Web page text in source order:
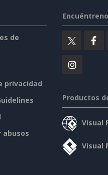
de
privacidad
abusos
Productos
Visual
Visual